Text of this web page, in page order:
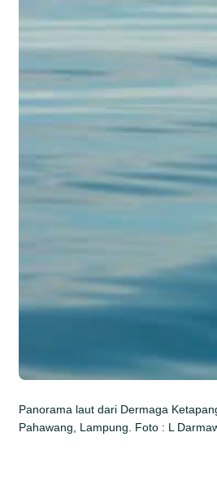
Panorama laut dari Dermaga
Pahawang, Lampung. Foto : L